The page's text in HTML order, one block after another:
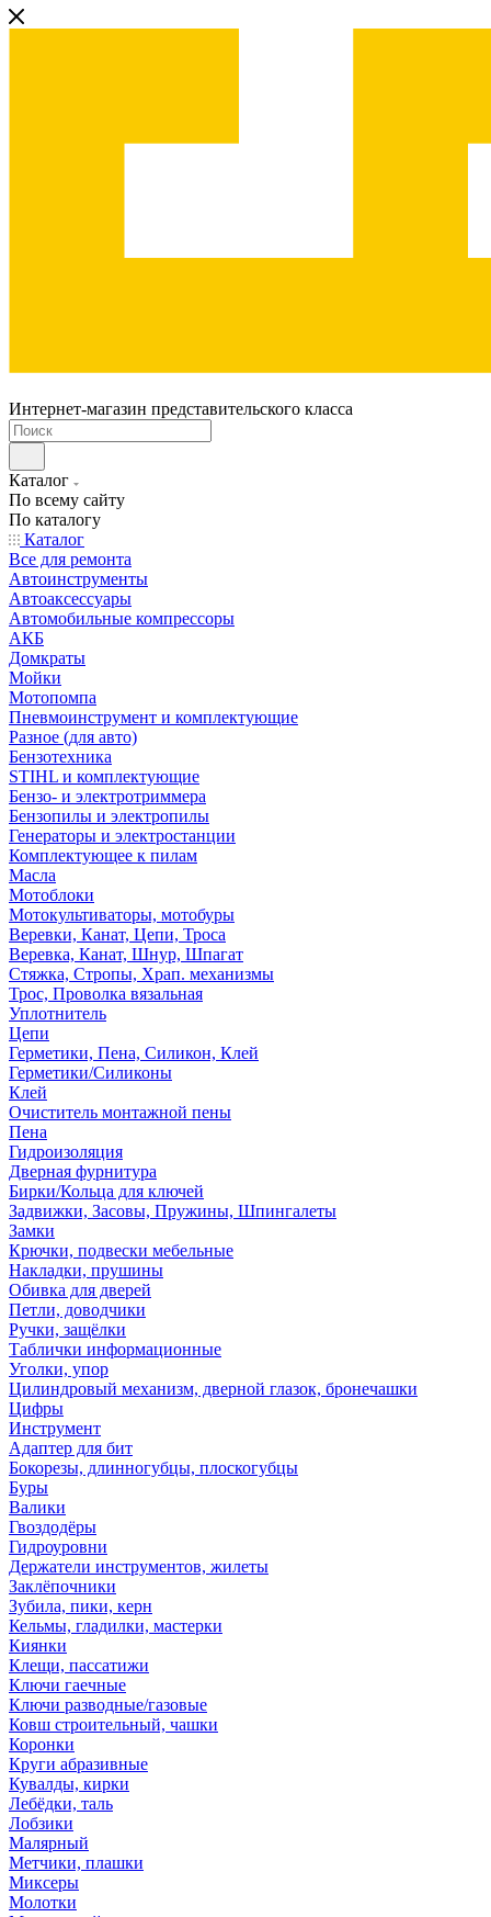
Интернет-магазин представительского класса
Каталог
По всему сайту
По каталогу
Каталог
Все для ремонта
Автоинструменты
Автоаксессуары
Автомобильные компрессоры
АКБ
Домкраты
Мойки
Мотопомпа
Пневмоинструмент и комплектующие
Разное (для авто)
Бензотехника
STIHL и комплектующие
Бензо- и электротриммера
Бензопилы и электропилы
Генераторы и электростанции
Комплектующее к пилам
Масла
Мотоблоки
Мотокультиваторы, мотобуры
Веревки, Канат, Цепи, Троса
Веревка, Канат, Шнур, Шпагат
Стяжка, Стропы, Храп. механизмы
Трос, Проволка вязальная
Уплотнитель
Цепи
Герметики, Пена, Силикон, Клей
Герметики/Силиконы
Клей
Очиститель монтажной пены
Пена
Гидроизоляция
Дверная фурнитура
Бирки/Кольца для ключей
Задвижки, Засовы, Пружины, Шпингалеты
Замки
Крючки, подвески мебельные
Накладки, прушины
Обивка для дверей
Петли, доводчики
Ручки, защёлки
Таблички информационные
Уголки, упор
Цилиндровый механизм, дверной глазок, бронечашки
Цифры
Инструмент
Адаптер для бит
Бокорезы, длинногубцы, плоскогубцы
Буры
Валики
Гвоздодёры
Гидроуровни
Держатели инструментов, жилеты
Заклёпочники
Зубила, пики, керн
Кельмы, гладилки, мастерки
Киянки
Клещи, пассатижи
Ключи гаечные
Ключи разводные/газовые
Ковш строительный, чашки
Коронки
Круги абразивные
Кувалды, кирки
Лебёдки, таль
Лобзики
Малярный
Метчики, плашки
Миксеры
Молотки